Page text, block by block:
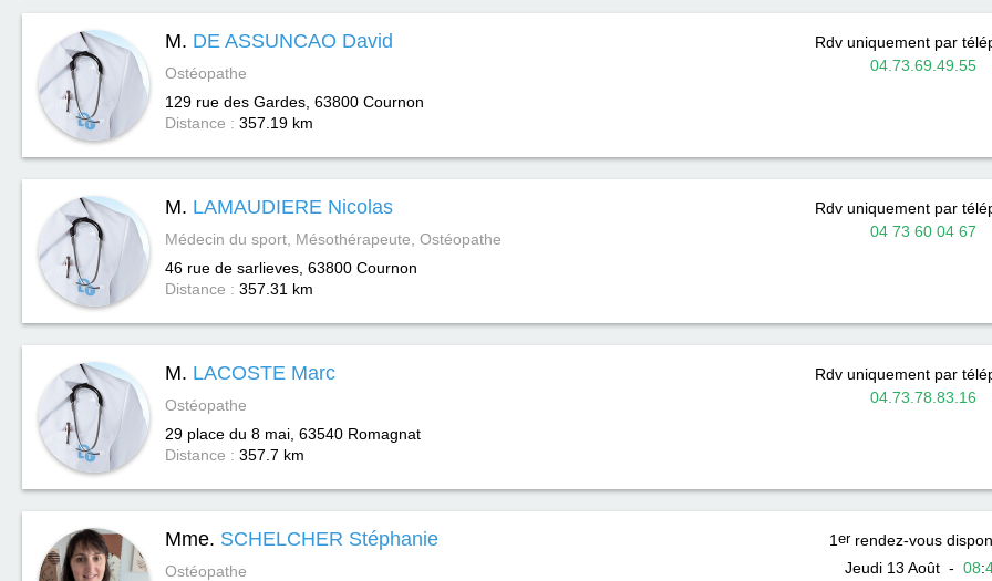
M. DE ASSUNCAO David
Ostéopathe
129 rue des Gardes, 63800 Cournon
Distance : 357.19 km
Rdv uniquement par
04.73.69.49.55
M. LAMAUDIERE Nicolas
Médecin du sport, Mésothérapeute, Ostéopathe
46 rue de sarlieves, 63800 Cournon
Distance : 357.31 km
Rdv uniquement par
04 73 60 04 67
M. LACOSTE Marc
Ostéopathe
29 place du 8 mai, 63540 Romagnat
Distance : 357.7 km
Rdv uniquement par
04.73.78.83.16
Mme. SCHELCHER Stéphanie
Ostéopathe
1 errendez-vous
Jeudi 13 Août- 08: